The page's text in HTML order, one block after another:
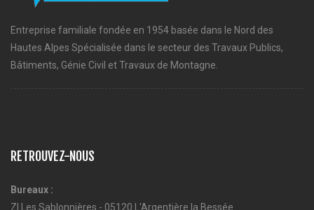
Entreprise familiale fondée en 1954 basée dans le Nord des
Hautes Alpes Spécialisée dans le secteur des Travaux Publics,
Bâtiments, Génie Civil et Travaux de Montagne.
RETROUVEZ-NOUS
Bureaux :
ZI Les Sablonnières - 05120 L'Argentière la Bessée